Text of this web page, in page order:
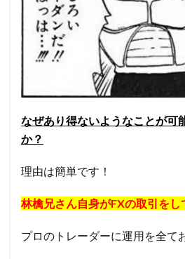
なぜあり得ないようなことが可
か？
理由は簡単です！
林檎兄さん自身がFXの取引をし
プロのトレーダーに運用を全て